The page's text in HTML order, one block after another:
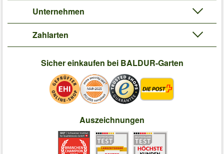
Unternehmen
Zahlarten
Sicher einkaufen bei BALDUR-Garten
Auszeichnungen